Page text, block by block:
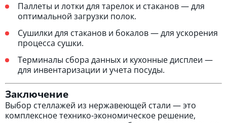
Паллеты и лотки для тарелок и стаканов — для
оптимальной загрузки полок.
Сушилки для стаканов и бокалов — для ускорения
процесса сушки.
Терминалы сбора данных и кухонные дисплеи —
для инвентаризации и учета посуды.
Заключение
Выбор стеллажей из нержавеющей стали — это
комплексное технико-экономическое решение,